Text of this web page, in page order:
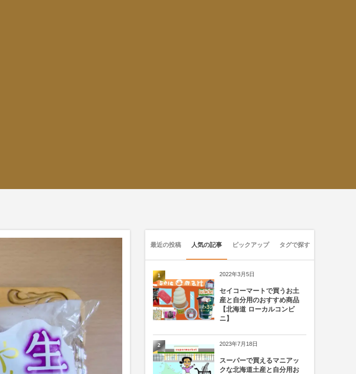
最近の投稿 人気の記事 ピックアップ タグで探す
2022年3月5日
セイコーマートで買うお土
産と自分用のおすすめ商品
【北海道 ローカルコンビ
ニ】
1
2023年7月18日
スーパーで買えるマニアッ
クな北海道土産と自分用お
2